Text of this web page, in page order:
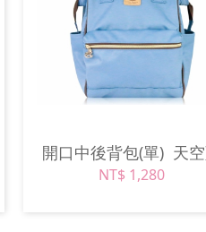
開口中後背包(單) 天
NT$ 1,280